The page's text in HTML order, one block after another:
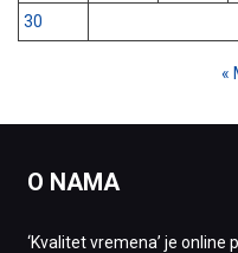
30
«
O NAMA
‘Kvalitet vremena’ je